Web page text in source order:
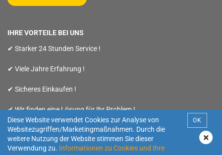
Diese Website verwendet Cookies zur Analyse von
Websitezugriffen/Marketingmaßnahmen. Durch die
weitere Nutzung der Website stimmen Sie dieser
Verwendung zu. Informationen zu Cookies und Ihre
OK
IHRE VORTEILE BEI UNS
✔ Starker 24 Stunden Service !
✔ Viele Jahre Erfahrung !
✔ Sicheres Einkaufen !
✔ Wir finden eine Lösung für Ihr Problem !
Webshopby Gambio.de © 2019